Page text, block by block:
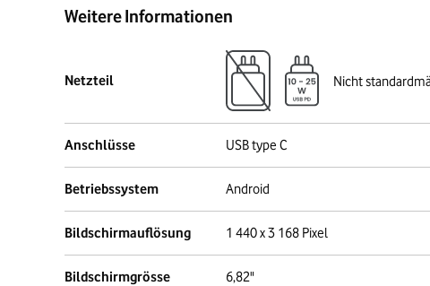
Weitere Informationen
Netzteil Nicht
Anschlüsse USB type C
Betriebssystem Android
Bildschirmauflösung 1 440 x 3 168 Pixel
Bildschirmgrösse 6,82"